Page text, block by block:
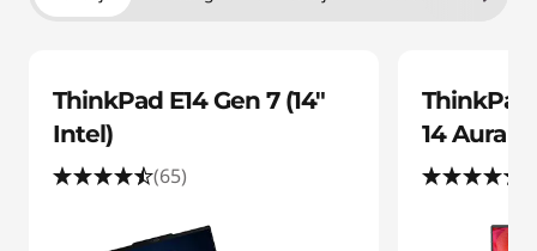
ThinkPad E14 Gen 7 (14"
Intel)
(65)
ThinkPad
14 Aura